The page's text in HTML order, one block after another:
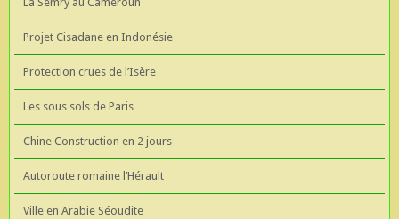
Projet Cisadane en Indonésie
Protection crues de l’Isère
Les sous sols de Paris
Chine Construction en 2 jours
Autoroute romaine l’Hérault
Ville en Arabie Séoudite